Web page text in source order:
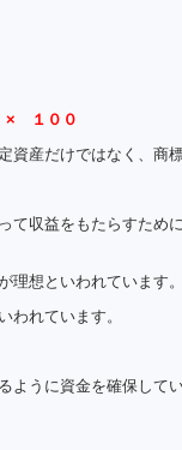
× １００
産だけではなく、商
て収益をもたらすため
理想といわれています。
われています。
うに資金を確保してい